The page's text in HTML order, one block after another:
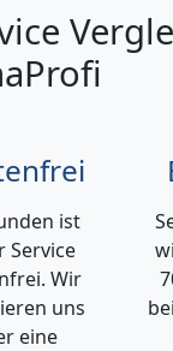
ist
Service
Wir
uns
eine